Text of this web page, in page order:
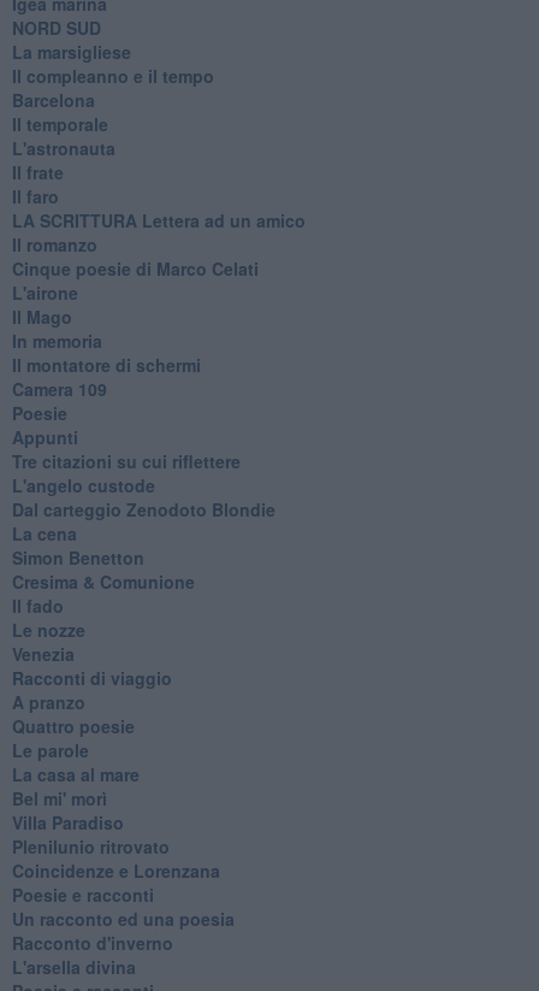
​NORD SUD
La marsigliese
Il compleanno e il tempo
Barcelona
Il temporale
L'astronauta
Il frate
Il faro
​LA SCRITTURA Lettera ad un amico
Il romanzo
Cinque poesie di Marco Celati
L'airone
Il Mago
In memoria
Il montatore di schermi
Camera 109
Poesie
Appunti
Tre citazioni su cui riflettere
L'angelo custode
Dal carteggio Zenodoto Blondie
La cena
Simon Benetton
Cresima & Comunione
Il fado
Le nozze
Venezia
Racconti di viaggio
A pranzo
Quattro poesie
Le parole
La casa al mare
Bel mi' morì
Villa Paradiso
Plenilunio ritrovato
Coincidenze e Lorenzana
Poesie e racconti
Un racconto ed una poesia
Racconto d'inverno
​L'arsella divina